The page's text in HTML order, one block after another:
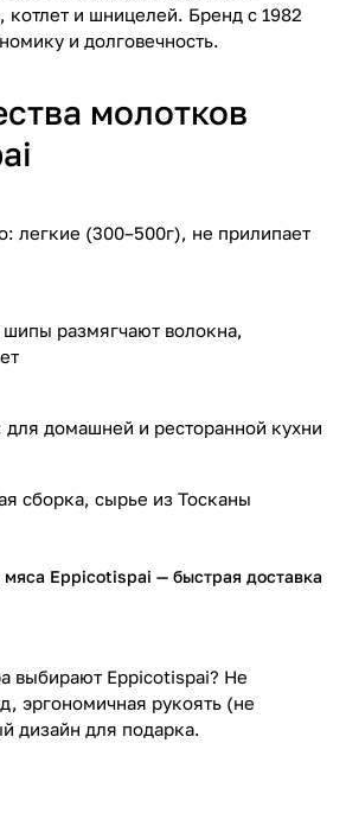
котлет и шницелей. Бренд с 1982
и долговечность.
молотков
легкие (300–500г), не прилипает
размягчают волокна,
домашней и ресторанной кухни
сборка, сырье из Тосканы
мяса Eppicotispai — быстрая доставка
выбирают Eppicotispai? Не
эргономичная рукоять (не
дизайн для подарка.